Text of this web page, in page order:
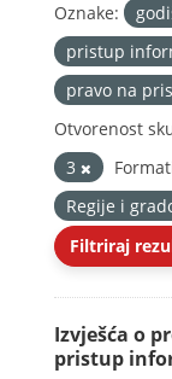
Oznake:
pristup
pravo na
Otvorenost
3
Regije i
Filtriraj
Izvješća o
pristup